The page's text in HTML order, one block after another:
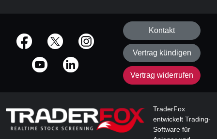
offizielle Social Media-Accounts
Kontakt
Vertrag kündigen
Vertrag widerrufen
TraderFox
entwickelt Trading-
Software für